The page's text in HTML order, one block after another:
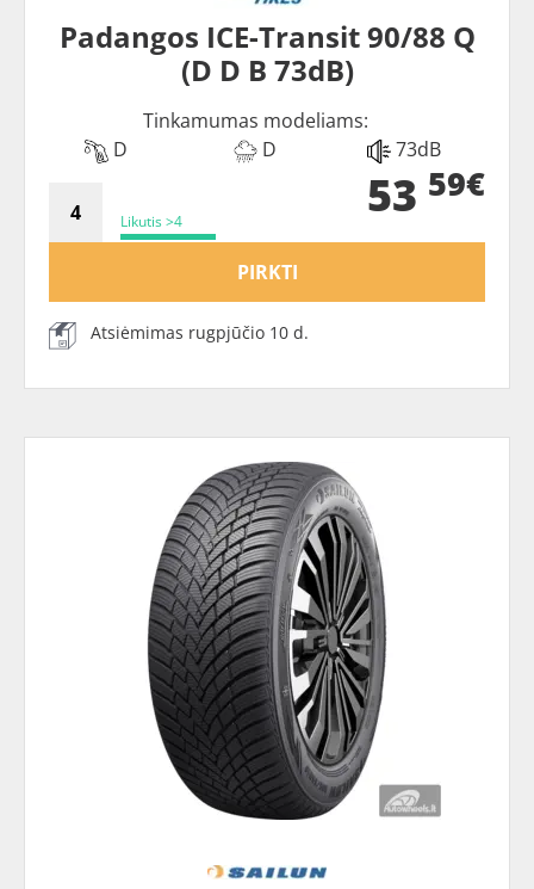
Padangos ICE-Transit 90/88 Q
(D D B 73dB)
Tinkamumas modeliams:
D
D 73dB
Likutis >4 53 59€
PIRKTI
Atsiėmimas rugpjūčio 10 d.